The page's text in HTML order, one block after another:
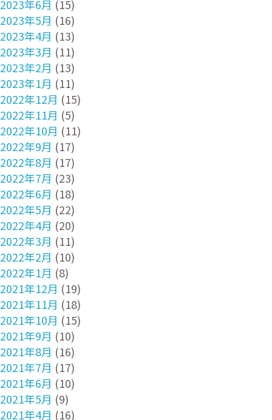
2023年6月 (15)
2023年5月 (16)
2023年4月 (13)
2023年3月 (11)
2023年2月 (13)
2023年1月 (11)
2022年12月 (15)
2022年11月 (5)
2022年10月 (11)
2022年9月 (17)
2022年8月 (17)
2022年7月 (23)
2022年6月 (18)
2022年5月 (22)
2022年4月 (20)
2022年3月 (11)
2022年2月 (10)
2022年1月 (8)
2021年12月 (19)
2021年11月 (18)
2021年10月 (15)
2021年9月 (10)
2021年8月 (16)
2021年7月 (17)
2021年6月 (10)
2021年5月 (9)
2021年4月 (16)